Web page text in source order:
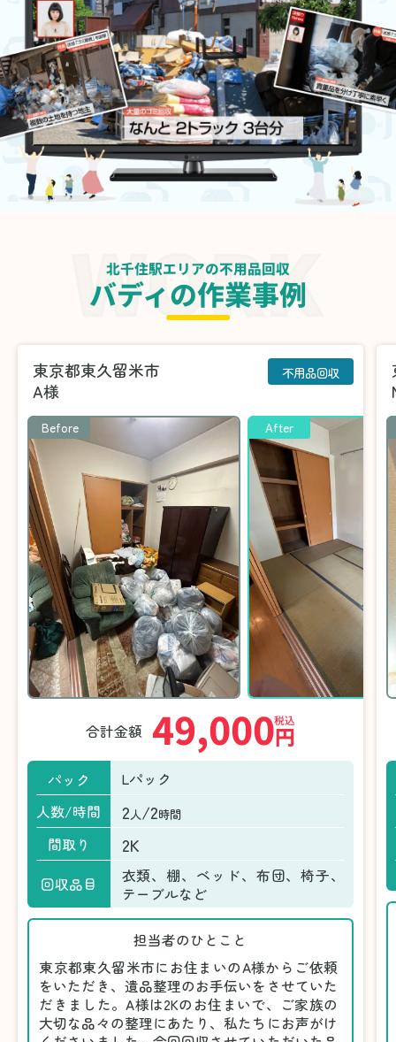
北千住駅エリアの不用品回収
バディの作業事例
東京都東久留米市
A様
不用品回収
Before After
合計金額 49,000円
税込
パック
Lパック
人数/時間
2人/2時間
間取り 2K
回収品目
衣類、棚、ベッド、布団、椅子、
テーブルなど
担当者のひとこと
東京都東久留米市にお住まいのA様からご依頼
をいただき、遺品整理のお手伝いをさせていた
だきました。A様は2Kのお住まいで、ご家族の
大切な品々の整理にあたり、私たちにお声がけ